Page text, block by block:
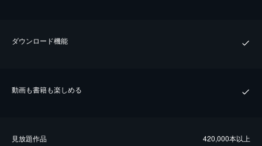
ダウンロード機能
動画も書籍も楽しめる
⾒放題作品 420,000本以上